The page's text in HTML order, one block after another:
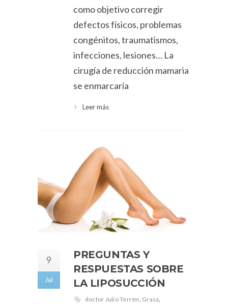
como objetivo corregir
defectos físicos, problemas
congénitos, traumatismos,
infecciones, lesiones… La
cirugía de reducción mamaria
se enmarcaría
Leer más
9
Jul
PREGUNTAS Y
RESPUESTAS SOBRE
LA LIPOSUCCIÓN
doctor Julio Terrén, Grasa,